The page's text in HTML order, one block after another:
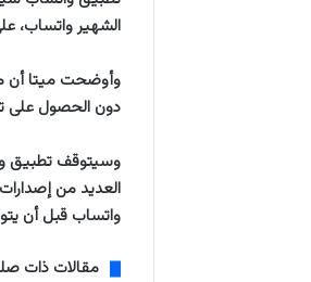
الشهير واتساب، على
دون الحصول على
واتساب قبل أن
مقالات ذات